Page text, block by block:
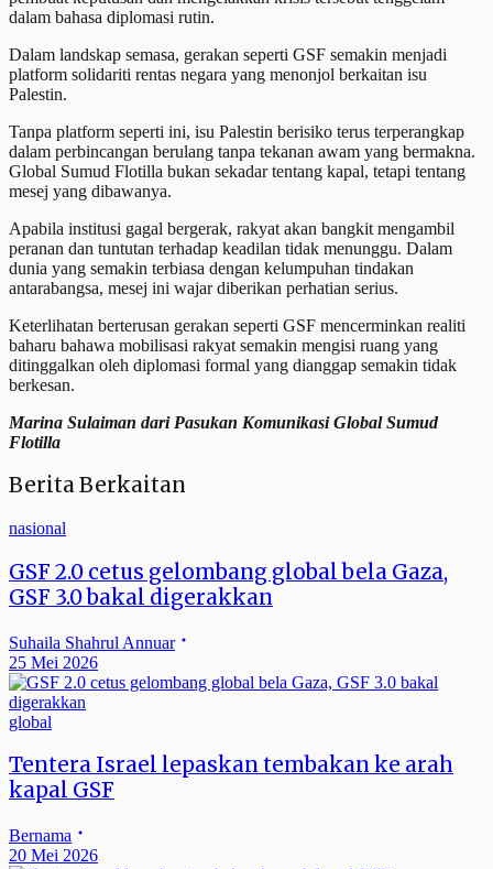
dalam bahasa diplomasi rutin.
Dalam landskap semasa, gerakan seperti GSF semakin menjadi
platform solidariti rentas negara yang menonjol berkaitan isu
Palestin.
Tanpa platform seperti ini, isu Palestin berisiko terus terperangkap
dalam perbincangan berulang tanpa tekanan awam yang bermakna.
Global Sumud Flotilla bukan sekadar tentang kapal, tetapi tentang
mesej yang dibawanya.
Apabila institusi gagal bergerak, rakyat akan bangkit mengambil
peranan dan tuntutan terhadap keadilan tidak menunggu. Dalam
dunia yang semakin terbiasa dengan kelumpuhan tindakan
antarabangsa, mesej ini wajar diberikan perhatian serius.
Keterlihatan berterusan gerakan seperti GSF mencerminkan realiti
baharu bahawa mobilisasi rakyat semakin mengisi ruang yang
ditinggalkan oleh diplomasi formal yang dianggap semakin tidak
berkesan.
Marina Sulaiman dari Pasukan Komunikasi Global Sumud
Flotilla
Berita Berkaitan
nasional
GSF 2.0 cetus gelombang global bela Gaza,
GSF 3.0 bakal digerakkan
Suhaila Shahrul Annuar
25 Mei 2026
global
Tentera Israel lepaskan tembakan ke arah
kapal GSF
Bernama
20 Mei 2026